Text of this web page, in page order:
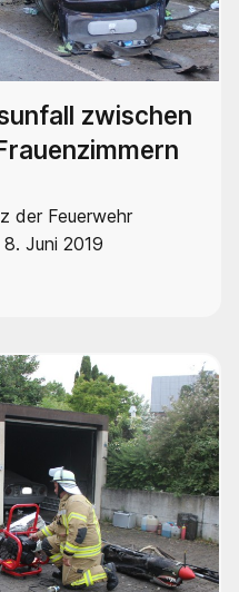
zwischen
der Feuerwehr
Juni 2019